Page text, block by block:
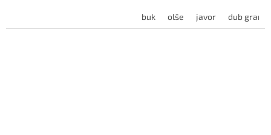
lamina o...
vhodný i pro robotické
vysavače. Disponuje...
buk olše javor dub